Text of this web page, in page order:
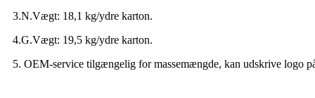
3.N.Vægt: 18,1 kg/ydre karton.
4.G.Vægt: 19,5 kg/ydre karton.
5. OEM-service tilgængelig for massemængde, kan udskrive logo